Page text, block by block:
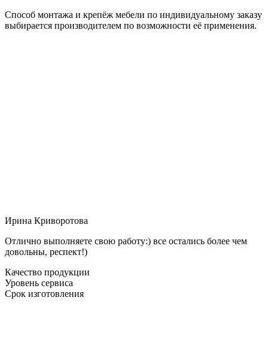
Способ монтажа и крепёж мебели по индивидуальному заказу
выбирается производителем по возможности её применения.
Ирина Криворотова
Отлично выполняете свою работу:) все остались более чем
довольны, респект!)
Качество продукции
Уровень сервиса
Срок изготовления